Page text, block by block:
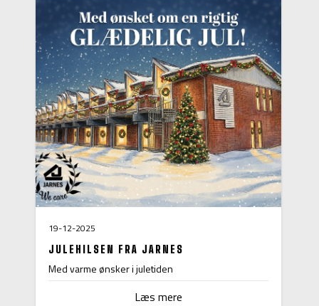
19-12-2025
JULEHILSEN FRA JARNES
Med varme ønsker i juletiden
Læs mere